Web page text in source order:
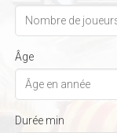
Âge
Durée min